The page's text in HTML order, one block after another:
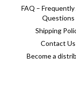
FAQ –
Questions
Shipping
Contact Us
Become a